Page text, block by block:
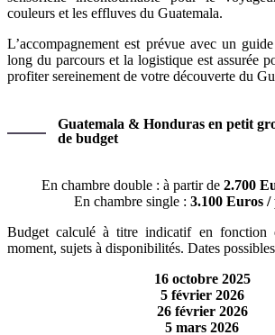
couleurs et les effluves du Guatemala.
L’accompagnement est prévue avec un
long du parcours et la logistique est assurée
profiter sereinement de votre découverte du
Guatemala & Honduras en petit
de budget
En chambre double : à partir de2.700
En chambre single : 3.100 Euros /
Budget calculé à titre indicatif en fonction
moment, sujets à disponibilités. Dates
16 octobre 2025
5 février 2026
26 février 2026
5 mars 2026